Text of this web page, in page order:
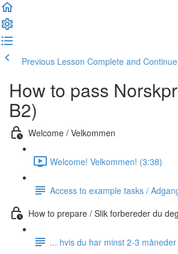
Previous Lesson Complete and Continue
How to pass
B2)
Welcome / Velkommen
Welcome! Velkommen! (3:38)
Access to example tasks /
How to prepare / Slik forbereder du
... hvis du har minst 2-3